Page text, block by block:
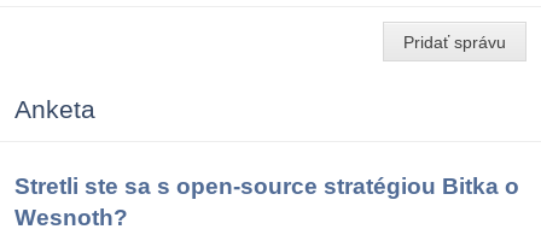
Pridať správu
Anketa
Stretli ste sa s open-source stratégiou Bitka o
Wesnoth?